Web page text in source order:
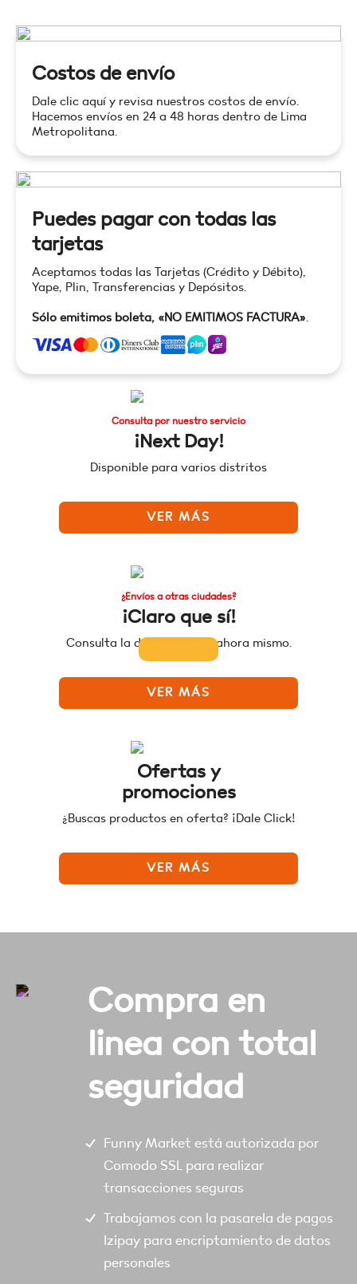
Costos de envío
Dale clic aquí y revisa nuestros costos de envío.
Hacemos envíos en 24 a 48 horas dentro de Lima
Metropolitana.
Puedes pagar con todas las
tarjetas
Aceptamos todas las Tarjetas (Crédito y Débito),
Yape, Plin, Transferencias y Depósitos.
Sólo emitimos boleta, «NO EMITIMOS FACTURA».
Consulta por nuestro servicio
¡Next Day!
Disponible para varios distritos
VER MÁS
¿Envíos a otras ciudades?
¡Claro que sí!
Consulta la disponibilidad ahora mismo.
VER MÁS
Ofertas y
promociones
¿Buscas productos en oferta? ¡Dale Click!
VER MÁS
Compra en
linea con total
seguridad
Funny Market está autorizada por
Comodo SSL para realizar
transacciones seguras
Trabajamos con la pasarela de pagos
Izipay para encriptamiento de datos
personales